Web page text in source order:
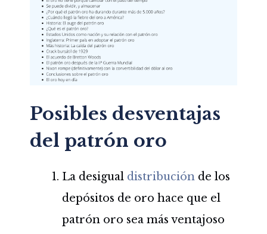
Posibles desventajas
del patrón oro
La desigual distribuciónde los
depósitos de oro hace que el
patrón oro sea más ventajoso